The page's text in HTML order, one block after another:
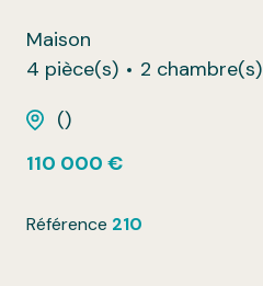
Maison
4 pièce(s)
2 chambre(s)
()
110 000 €
Référence 210